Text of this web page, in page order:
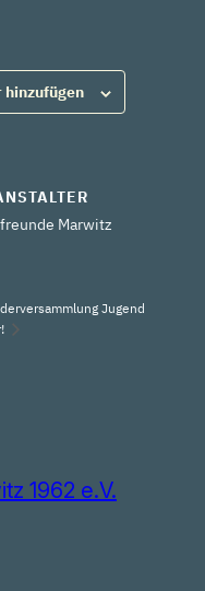
hinzufügen
Marwitz
Jugend
1962 e.V.